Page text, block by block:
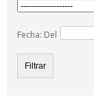
Fecha: Del